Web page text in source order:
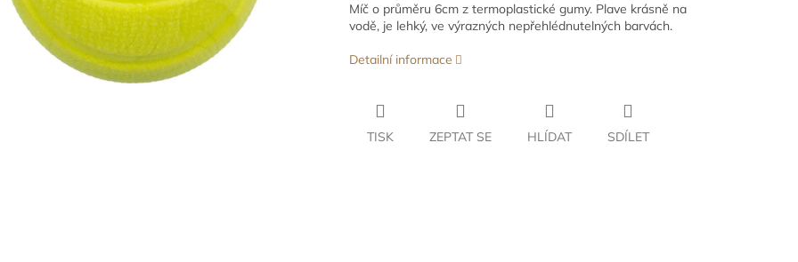
Míč o průměru 6cm z termoplastické gumy. Plave krásně na
vodě, je lehký, ve výrazných nepřehlédnutelných barvách.
Detailní informace
TISK ZEPTAT SE HLÍDAT SDÍLET